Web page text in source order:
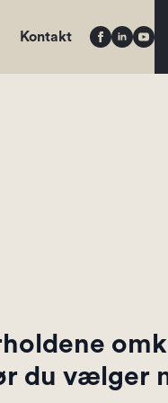
Kontakt
du vælger